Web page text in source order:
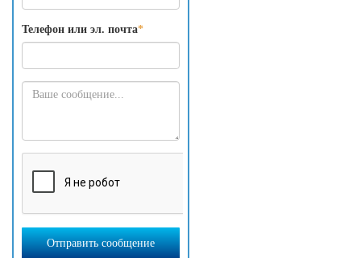
Телефон или эл. почта*
Отправить сообщение